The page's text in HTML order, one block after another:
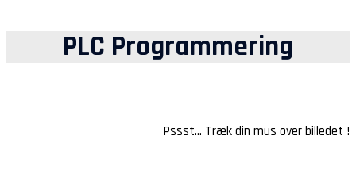
PLC Programmering
Pssst… Træk din mus over billedet !